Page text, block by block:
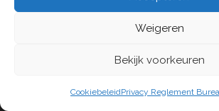
Weigeren
Bekijk voorkeuren
CookiebeleidPrivacy Reglement
ALGEMENE VOORWAARDEN
PUBLICATIES PROJECTEN
LINKEDIN